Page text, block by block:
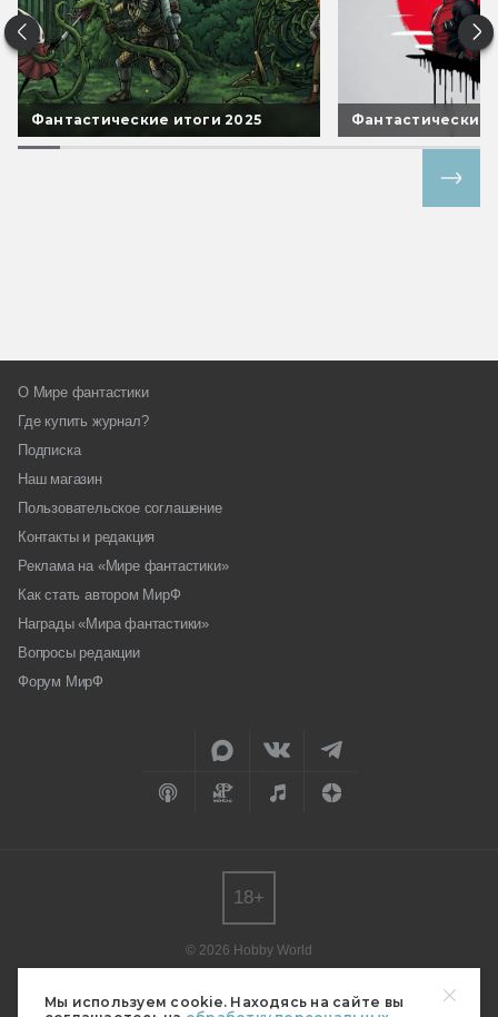
Мы используем cookie. Находясь на сайте вы
Фантастические итоги 2025 Фантастические
О Мире фантастики
Где купить журнал?
Подписка
Наш магазин
Пользовательское соглашение
Контакты и редакция
Реклама на «Мире фантастики»
Как стать автором МирФ
Награды «Мира фантастики»
Вопросы редакции
Форум МирФ
© 2026 Hobby World
редакции.
18+